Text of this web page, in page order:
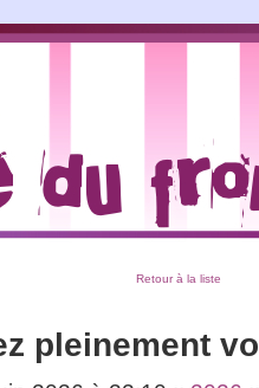
Retour à la liste
pleinement